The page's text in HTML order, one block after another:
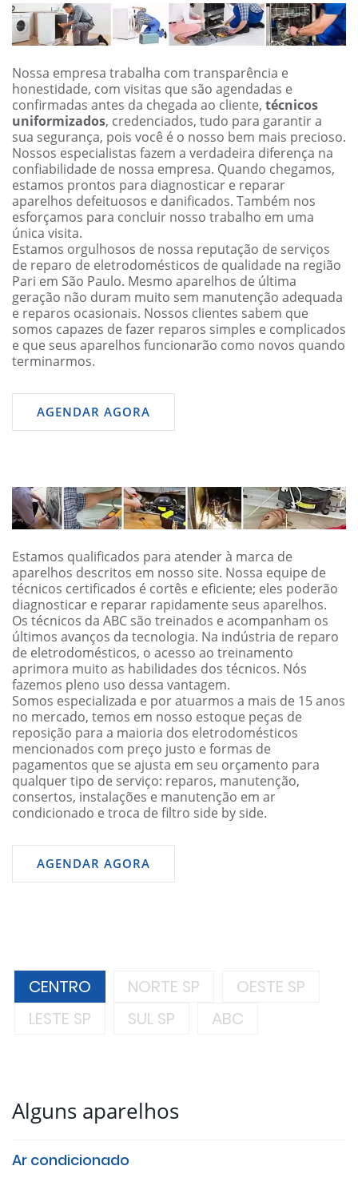
Nossa empresa trabalha com transparência e
honestidade, com visitas que são agendadas e
confirmadas antes da chegada ao cliente, técnicos
uniformizados, credenciados, tudo para garantir a
sua segurança, pois você é o nosso bem mais precioso.
Nossos especialistas fazem a verdadeira diferença na
confiabilidade de nossa empresa. Quando chegamos,
estamos prontos para diagnosticar e reparar
aparelhos defeituosos e danificados. Também nos
esforçamos para concluir nosso trabalho em uma
única visita.
Estamos orgulhosos de nossa reputação de serviços
de reparo de eletrodomésticos de qualidade na região
Pari em São Paulo. Mesmo aparelhos de última
geração não duram muito sem manutenção adequada
e reparos ocasionais. Nossos clientes sabem que
somos capazes de fazer reparos simples e complicados
e que seus aparelhos funcionarão como novos quando
terminarmos.
AGENDAR AGORA
Estamos qualificados para atender à marca de
aparelhos descritos em nosso site. Nossa equipe de
técnicos certificados é cortês e eficiente; eles poderão
diagnosticar e reparar rapidamente seus aparelhos.
Os técnicos da ABC são treinados e acompanham os
últimos avanços da tecnologia. Na indústria de reparo
de eletrodomésticos, o acesso ao treinamento
aprimora muito as habilidades dos técnicos. Nós
fazemos pleno uso dessa vantagem.
Somos especializada e por atuarmos a mais de 15 anos
no mercado, temos em nosso estoque peças de
reposição para a maioria dos eletrodomésticos
mencionados com preço justo e formas de
pagamentos que se ajusta em seu orçamento para
qualquer tipo de serviço: reparos, manutenção,
consertos, instalações e manutenção em ar
condicionado e troca de filtro side by side.
AGENDAR AGORA
CENTRO NORTE SP
OESTE SP
LESTE SP
SUL SP ABC
Alguns aparelhos
Ar condicionado